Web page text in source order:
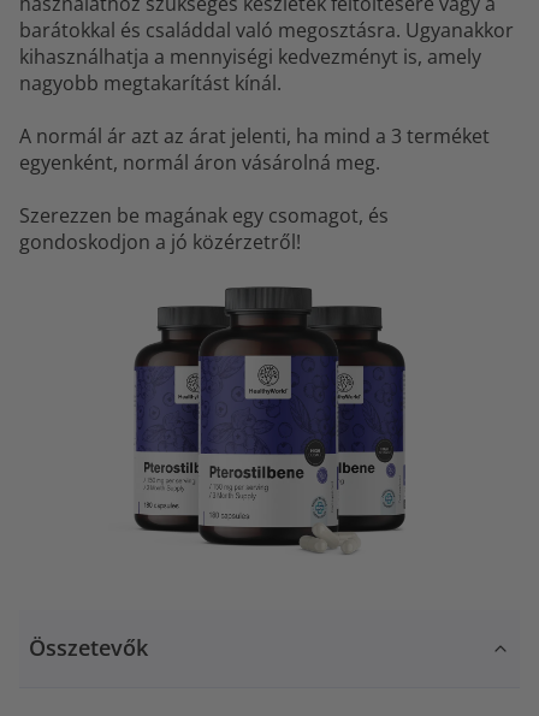
barátokkal és családdal való megosztásra. Ugyanakkor
kihasználhatja a mennyiségi kedvezményt is, amely
nagyobb megtakarítást kínál.
A normál ár azt az árat jelenti, ha mind a 3 terméket
egyenként, normál áron vásárolná meg.
Szerezzen be magának egy csomagot, és
gondoskodjon a jó közérzetről!
Összetevők